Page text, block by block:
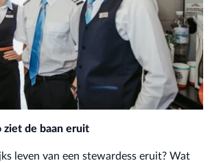
ziet de baan eruit
leven van een stewardess eruit? Wat